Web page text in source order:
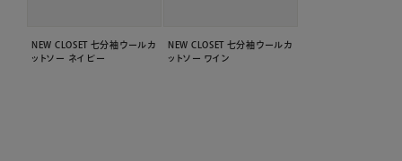
NEW CLOSET 七分袖ウールカ
ットソー ネイビー
NEW CLOSET 七分袖ウールカ
ットソー ワイン